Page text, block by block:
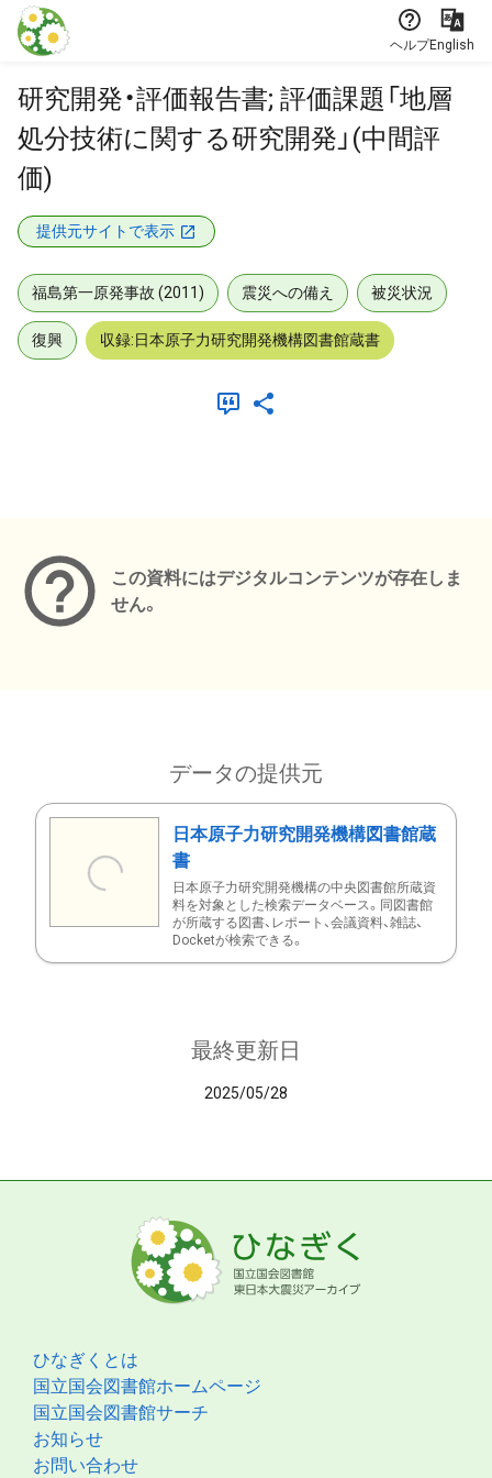
本文に飛ぶ
ヘルプEnglish
研究開発・評価報告書; 評価課題「地層
処分技術に関する研究開発」(中間評
価)
提供元サイトで表示
福島第一原発事故 (2011) 震災への備え 被災状況
復興 収録:日本原子力研究開発機構図書館蔵書
この資料にはデジタルコンテンツが存在しま
せん。
データの提供元
日本原子力研究開発機構図書館蔵
書
日本原子力研究開発機構の中央図書館所蔵資
料を対象とした検索データベース。同図書館
が所蔵する図書、レポート、会議資料、雑誌、
Docketが検索できる。
最終更新日
2025/05/28
ひなぎくとは
国立国会図書館ホームページ
国立国会図書館サーチ
お知らせ
お問い合わせ